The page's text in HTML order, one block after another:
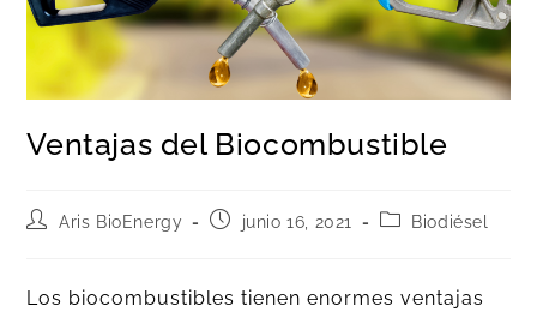
Ventajas del Biocombustible
Aris BioEnergy junio 16, 2021 Biodiésel
Los biocombustibles tienen enormes ventajas